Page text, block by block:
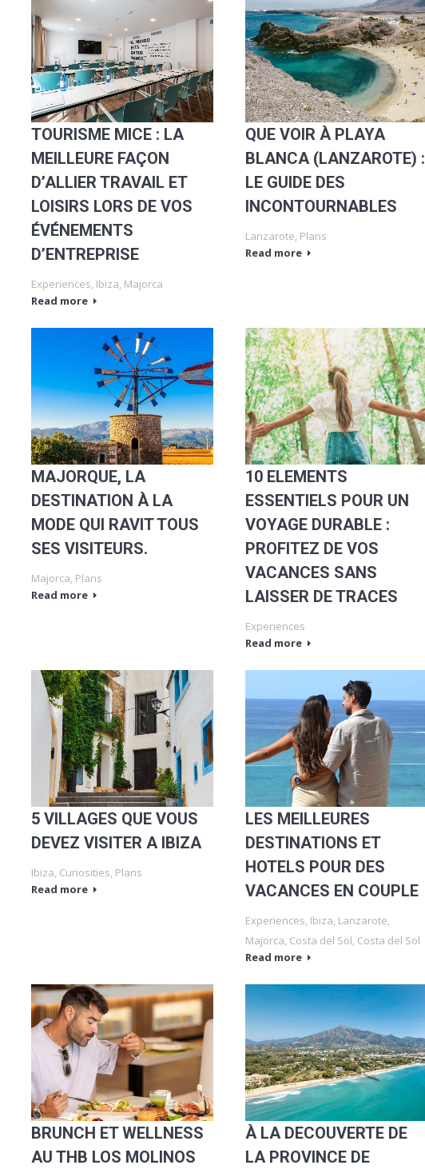
TOURISME MICE : LA
MEILLEURE FAÇON
D’ALLIER TRAVAIL ET
LOISIRS LORS DE VOS
ÉVÉNEMENTS
D’ENTREPRISE
Experiences, Ibiza, Majorca
Read more
QUE VOIR À PLAYA
BLANCA (LANZAROTE) :
LE GUIDE DES
INCONTOURNABLES
Lanzarote, Plans
Read more
MAJORQUE, LA
DESTINATION À LA
MODE QUI RAVIT TOUS
SES VISITEURS.
Majorca, Plans
Read more
10 ELEMENTS
ESSENTIELS POUR UN
VOYAGE DURABLE :
PROFITEZ DE VOS
VACANCES SANS
LAISSER DE TRACES
Experiences
Read more
5 VILLAGES QUE VOUS
DEVEZ VISITER A IBIZA
Ibiza, Curiosities, Plans
Read more
LES MEILLEURES
DESTINATIONS ET
HOTELS POUR DES
VACANCES EN COUPLE
Experiences, Ibiza, Lanzarote,
Majorca, Costa del Sol, Costa del Sol
Read more
BRUNCH ET WELLNESS
AU THB LOS MOLINOS
À LA DECOUVERTE DE
LA PROVINCE DE